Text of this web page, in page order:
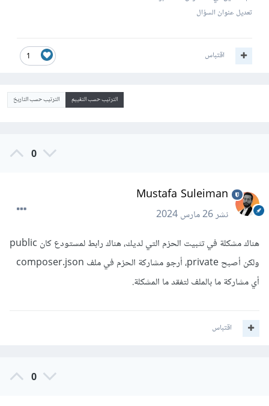
تعديل عنوان السؤال
1 اقتباس
الترتيب حسب التقييم الترتيب حسب التاريخ
0
Mustafa Suleiman
نشر26 مارس 2024
هناك مشكلة في تثبيت الحزم التي لديك، هناك رابط لمستودع كان public
ولكن أصبح private، أرجو مشاركة الحزم في ملف composer.json
أي مشاركة ما بالملف لتفقد ما المشكلة.
اقتباس
0